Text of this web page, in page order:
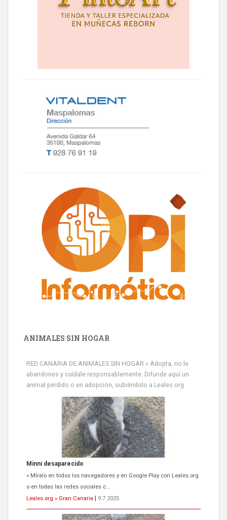
ANIMALES SIN HOGAR
RED CANARIA DE ANIMALES SIN HOGAR » Adopta, no le
abandones y cuídale responsablemente. Difunde aquí un
animal perdido o en adopción, subiéndolo a Leales.org
Minni desaparecido
» Míralo en todos los navegadores y en Google Play con Leales.org
o en todas las redes sociales c...
Leales.org » Gran Canaria
9.7.2025